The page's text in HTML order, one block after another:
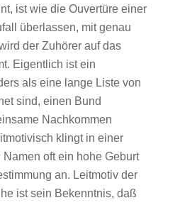
ist wie die Ouvertüre einer
überlassen, mit genau
der Zuhörer auf das
Eigentlich ist ein
als eine lange Liste von
sind, einen Bund
Nachkommen
klingt in einer
oft ein hohe Geburt
an. Leitmotiv der
ist sein Bekenntnis, daß